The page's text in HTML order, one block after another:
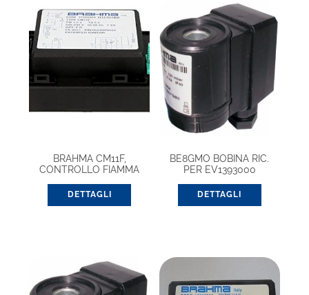
BRAHMA CM11F,
CONTROLLO FIAMMA
DETTAGLI
BE8GMO BOBINA RIC.
PER EV1393000
DETTAGLI